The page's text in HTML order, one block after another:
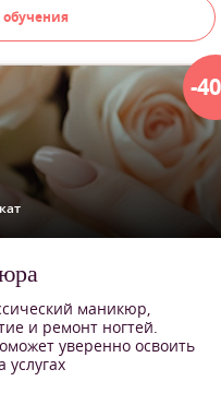
-
маникюр,
и ремонт ногтей.
уверенно освоить